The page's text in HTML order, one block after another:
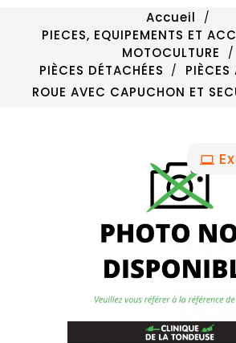
Accueil
PIECES, EQUIPEMENTS ET
MOTOCULTURE
PIÈCES DÉTACHÉES
PIÈCES
ROUE AVEC CAPUCHON ET